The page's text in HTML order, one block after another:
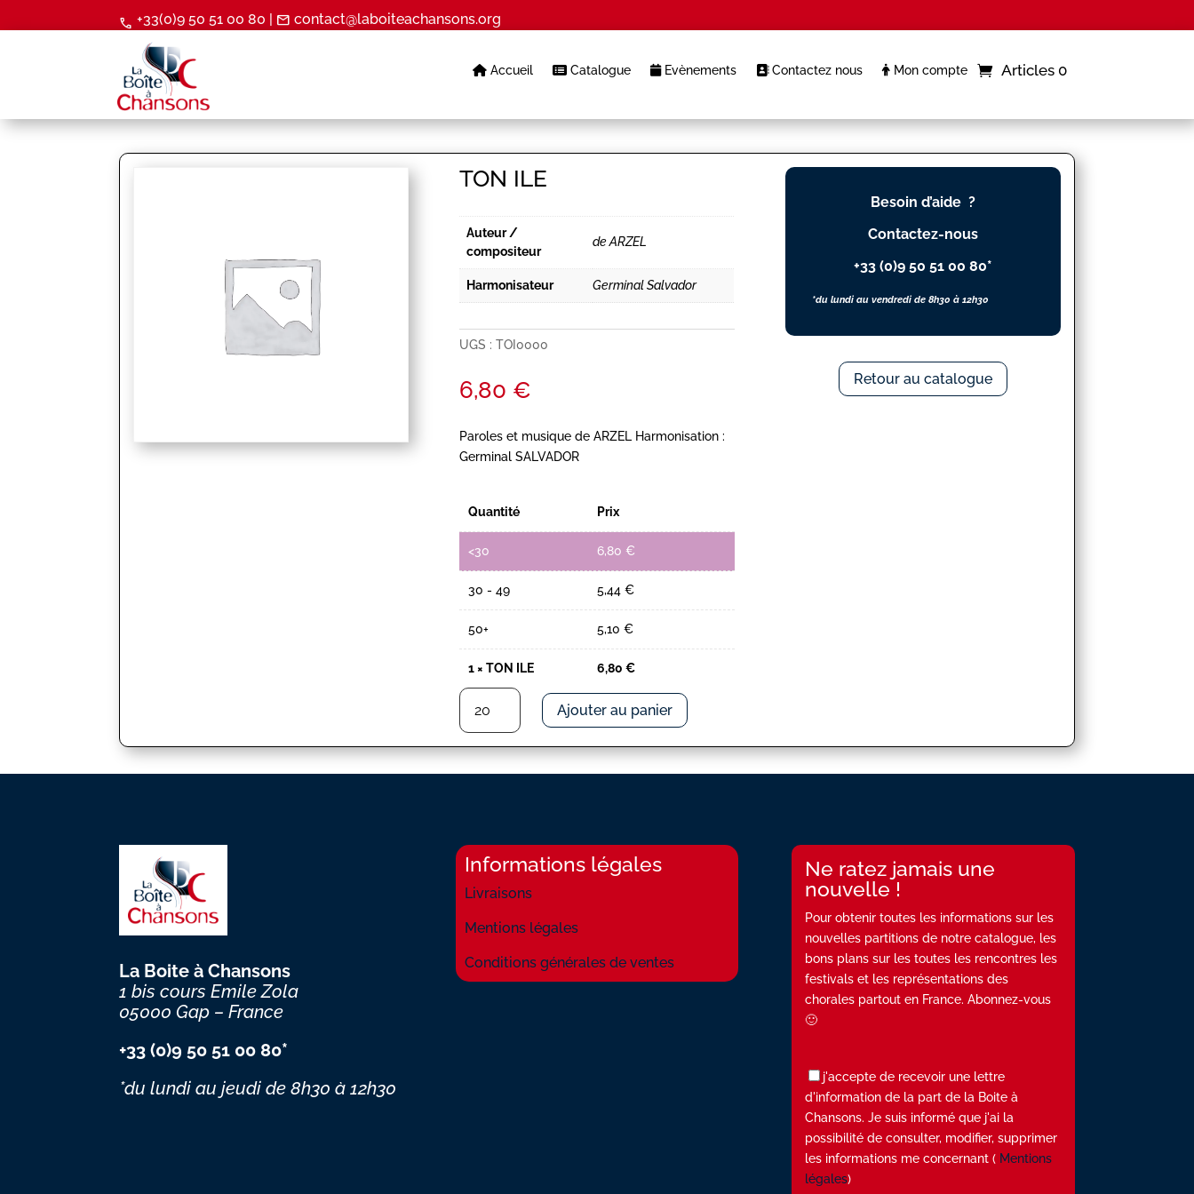
call +33(0)9 50 51 00 80 | mail contact@laboiteachansons.org
Accueil Catalogue Evènements Contactez nous Mon compte Articles 0
TON ILE
Auteur /
compositeur
de ARZEL
Harmonisateur Germinal Salvador
UGS :TOI0000
6,80 €
Paroles et musique de ARZEL Harmonisation :
Germinal SALVADOR
Quantité Prix
<30 6,80 €
30 - 49 5,44 €
50+ 5,10 €
1 ×TON ILE 6,80 €
quantité
TON
ILE
Ajouter au panier
Besoin d’aide ?
Contactez-nous
+33 (0)9 50 51 00 80*
*du lundi au vendredi de 8h30 à 12h30
Retour au catalogue
La Boite à Chansons
1 bis cours Emile Zola
05000 Gap – France
+33 (0)9 50 51 00 80*
*du lundi au jeudide 8h30 à 12h30
Informations légales
Livraisons
Mentions légales
Conditions générales de ventes
Ne ratez jamais une
nouvelle !
Pour obtenir toutes les informations sur les
nouvelles partitions de notre catalogue, les
bons plans sur les toutes les rencontres les
festivals et les représentations des
chorales partout en France. Abonnez-vous
🙂
j'accepte de recevoir une lettre
d'information de la part de la Boite à
Chansons. Je suis informé que j'ai la
possibilité de consulter, modifier, supprimer
les informations me concernant ( Mentions
légales)